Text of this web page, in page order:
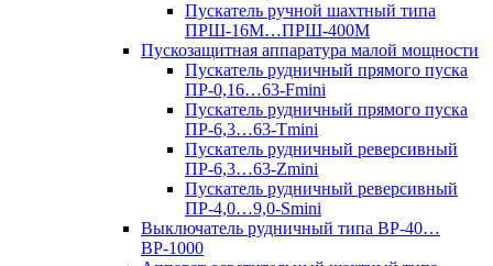
Пускатель ручной шахтный типа
ПРШ-16М…ПРШ-400М
Пускозащитная аппаратура малой мощности
Пускатель рудничный прямого пуска
ПР-0,16…63-Fmini
Пускатель рудничный прямого пуска
ПР-6,3…63-Tmini
Пускатель рудничный реверсивный
ПР-6,3…63-Zmini
Пускатель рудничный реверсивный
ПР-4,0…9,0-Smini
Выключатель рудничный типа ВР-40…
ВР-1000